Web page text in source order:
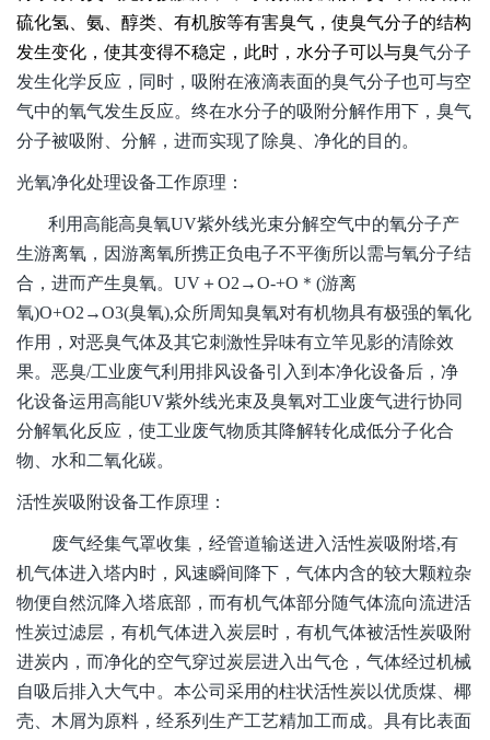
硫化氢、氨、醇类、有机胺等有害臭气，使臭气分子的结构
发生变化，使其变得不稳定，此时，水分子可以与臭气分子
发生化学反应，同时，吸附在液滴表面的臭气分子也可与空
气中的氧气发生反应。终在水分子的吸附分解作用下，臭气
分子被吸附、分解，进而实现了除臭、净化的目的。
光氧净化处理设备工作原理：
利用高能高臭氧UV紫外线光束分解空气中的氧分子产
生游离氧，因游离氧所携正负电子不平衡所以需与氧分子结
合，进而产生臭氧。UV＋O2→O-+O＊(游离
氧)O+O2→O3(臭氧),众所周知臭氧对有机物具有极强的氧化
作用，对恶臭气体及其它刺激性异味有立竿见影的清除效
果。恶臭/工业废气利用排风设备引入到本净化设备后，净
化设备运用高能UV紫外线光束及臭氧对工业废气进行协同
分解氧化反应，使工业废气物质其降解转化成低分子化合
物、水和二氧化碳。
活性炭吸附设备工作原理：
废气经集气罩收集，经管道输送进入活性炭吸附塔,有
机气体进入塔内时，风速瞬间降下，气体内含的较大颗粒杂
物便自然沉降入塔底部，而有机气体部分随气体流向流进活
性炭过滤层，有机气体进入炭层时，有机气体被活性炭吸附
进炭内，而净化的空气穿过炭层进入出气仓，气体经过机械
自吸后排入大气中。本公司采用的柱状活性炭以优质煤、椰
壳、木屑为原料，经系列生产工艺精加工而成。具有比表面